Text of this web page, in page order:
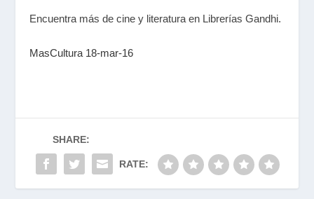
Encuentra más de cine y literatura en Librerías Gandhi.
MasCultura 18-mar-16
SHARE:
RATE: